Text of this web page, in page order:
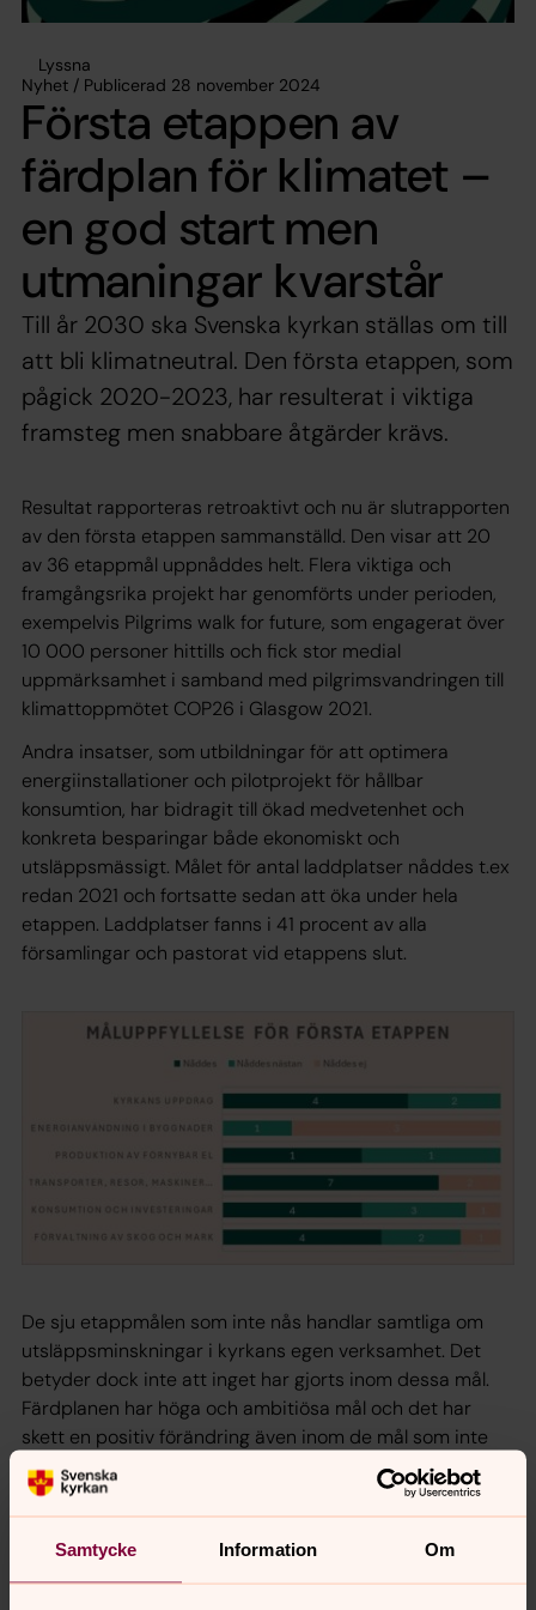
Samtycke Information Om
Lyssna
Nyhet / Publicerad 28 november 2024
Första etappen av
färdplan för klimatet –
en god start men
utmaningar kvarstår
Till år 2030 ska Svenska kyrkan ställas om till
att bli klimatneutral. Den första etappen, som
pågick 2020-2023, har resulterat i viktiga
framsteg men snabbare åtgärder krävs.
Resultat rapporteras retroaktivt och nu är slutrapporten
av den första etappen sammanställd. Den visar att 20
av 36 etappmål uppnåddes helt. Flera viktiga och
framgångsrika projekt har genomförts under perioden,
exempelvis Pilgrims walk for future, som engagerat över
10 000 personer hittills och fick stor medial
uppmärksamhet i samband med pilgrimsvandringen till
klimattoppmötet COP26 i Glasgow 2021.
Andra insatser, som utbildningar för att optimera
energiinstallationer och pilotprojekt för hållbar
konsumtion, har bidragit till ökad medvetenhet och
konkreta besparingar både ekonomiskt och
utsläppsmässigt. Målet för antal laddplatser nåddes t.ex
redan 2021 och fortsatte sedan att öka under hela
etappen. Laddplatser fanns i 41 procent av alla
församlingar och pastorat vid etappens slut.
De sju etappmålen som inte nås handlar samtliga om
utsläppsminskningar i kyrkans egen verksamhet. Det
betyder dock inte att inget har gjorts inom dessa mål.
Färdplanen har höga och ambitiösa mål och det har
skett en positiv förändring även inom de mål som inte
nås.
energianvändningen tillräckligt, där vi hade ett mål om
en 10-procentig minskning men bara har nått 6 procent.